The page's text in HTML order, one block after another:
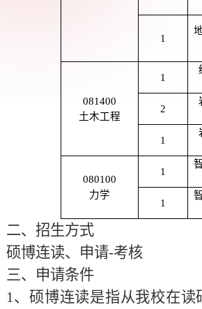
1
081400
土木工程
1
2
1
080100
力学
1
1
二、招生方式
硕博连读、申请-考核
三、申请条件
1、硕博连读是指从我校在